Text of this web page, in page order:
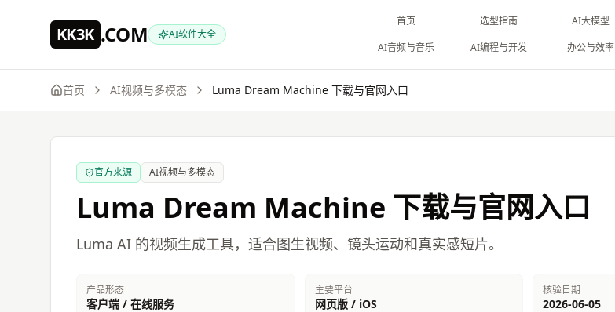
KK3K .COM AI软件大全
首页 选型指南 AI大模型
AI音频与音乐
AI编程与开发 办公与效率
首页 AI视频与多模态 Luma Dream Machine 下载与官网入口
官方来源 AI视频与多模态
Luma Dream Machine 下载与官网入口
Luma AI 的视频生成工具，适合图生视频、镜头运动和真实感短片。
产品形态
客户端 / 在线服务
主要平台
网页版 / iOS
核验日期
2026-06-05